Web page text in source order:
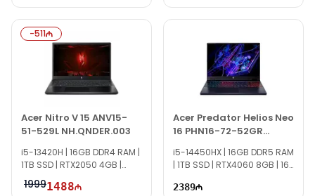
-511
Acer Nitro V 15 ANV15-
51-529L NH.QNDER.003
i5-13420H | 16GB DDR4 RAM |
1TB SSD | RTX2050 4GB |
15.6" FHD | 144Hz
19991488
Acer Predator Helios Neo
16 PHN16-72-52GR
NH.QRFER.002
i5-14450HX | 16GB DDR5 RAM
| 1TB SSD | RTX4060 8GB | 16"
2389